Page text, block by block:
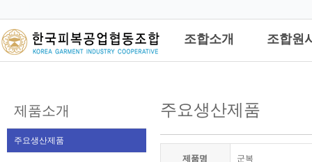
조합소개 조합원
제품소개
주요생산제품
주요생산제품
제품명 군복